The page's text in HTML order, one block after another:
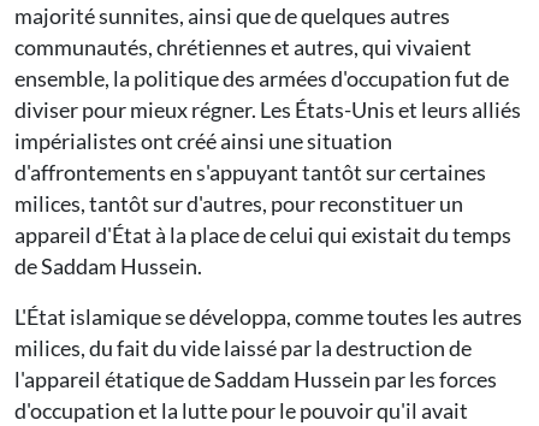
majorité sunnites, ainsi que de quelques autres
communautés, chrétiennes et autres, qui vivaient
ensemble, la politique des armées d'occupation fut de
diviser pour mieux régner. Les États-Unis et leurs alliés
impérialistes ont créé ainsi une situation
d'affrontements en s'appuyant tantôt sur certaines
milices, tantôt sur d'autres, pour reconstituer un
appareil d'État à la place de celui qui existait du temps
de Saddam Hussein.
L'État islamique se développa, comme toutes les autres
milices, du fait du vide laissé par la destruction de
l'appareil étatique de Saddam Hussein par les forces
d'occupation et la lutte pour le pouvoir qu'il avait